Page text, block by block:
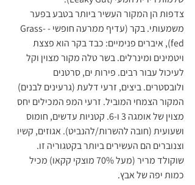
צדפות הן המקור העשיר ביותר בטבע בפער
משמעותי. בקר (עדיף ממרעה חופשי - Grass-
fed), איברים פנימיים: כבד בקר הוא פצצת
ויטמינים ומינרלים. בשר טלה מקור מצוין וקל
לעיכול עבור רבים. פירות ים, סרטנים
ולובסטרים. ביצים, זרעי דלעת (גרעינים לבנים)
המקור הצמחי המוביל. זרעי המפ המכילים יחס
מצוין של אומגה 3 ו-6. קטניות עדשים, חומוס
ושעועית (חובה להשרות/להנביט). אגוזים, קשיו
וצנוברים הם העשירים ביותר בקטגוריה זו.
שוקולד מריר (מעל 70% מוצקי קקאו) מכיל
כמות יפה של אבץ.